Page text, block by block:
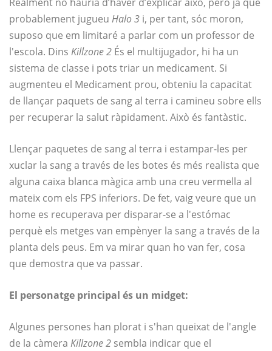
probablement jugueu Halo 3 i, per tant, sóc moron,
suposo que em limitaré a parlar com un professor de
l'escola. Dins Killzone 2 És el multijugador, hi ha un
sistema de classe i pots triar un medicament. Si
augmenteu el Medicament prou, obteniu la capacitat
de llançar paquets de sang al terra i camineu sobre ells
per recuperar la salut ràpidament. Això és fantàstic.
Llençar paquetes de sang al terra i estampar-les per
xuclar la sang a través de les botes és més realista que
alguna caixa blanca màgica amb una creu vermella al
mateix com els FPS inferiors. De fet, vaig veure que un
home es recuperava per disparar-se a l'estómac
perquè els metges van empènyer la sang a través de la
planta dels peus. Em va mirar quan ho van fer, cosa
que demostra que va passar.
El personatge principal és un midget:
Algunes persones han plorat i s'han queixat de l'angle
de la càmera Killzone 2 sembla indicar que el